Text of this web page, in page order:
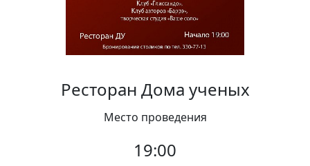
Ресторан Дома ученых
Место проведения
19:00